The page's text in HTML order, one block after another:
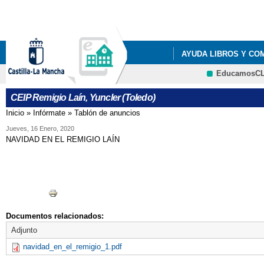
AYUDA LIBROS Y
LISTADOS DE
CEIP Remigio Laín, Yuncler (Toledo)
Se encuentra usted aquí
Inicio » Infórmate » Tablón de anuncios
Jueves, 16 Enero, 2020
NAVIDAD EN EL REMIGIO LAÍN
Documentos relacionados:
Adjunto
navidad_en_el_remigio_1.pdf